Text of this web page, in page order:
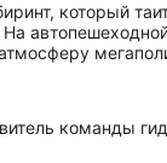
который
На
команды